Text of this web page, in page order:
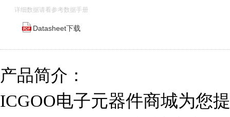
详细数据请看参考数据手册
Datasheet下载
产品简介：
ICGOO电子元器件商城为您